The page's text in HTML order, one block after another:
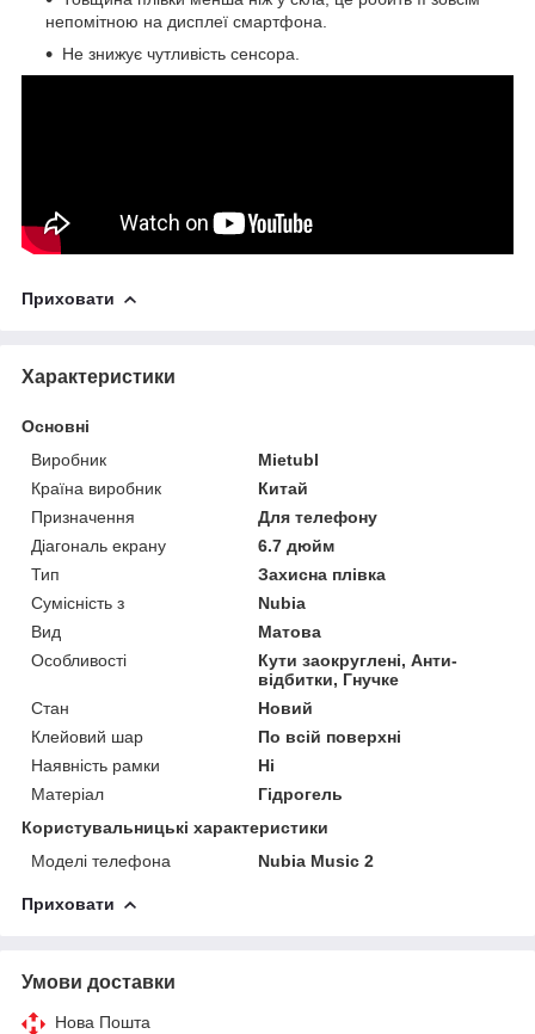
непомітною на дисплеї смартфона.
Не знижує чутливість сенсора.
Приховати
Характеристики
Основні
Виробник
Mietubl
Країна виробник
Китай
Призначення
Для телефону
Діагональ екрану
6.7 дюйм
Тип
Захисна плівка
Сумісність з
Nubia
Вид
Матова
Особливості
Кути заокруглені, Анти-
відбитки, Гнучке
Стан
Новий
Клейовий шар
По всій поверхні
Наявність рамки
Ні
Матеріал
Гідрогель
Користувальницькі характеристики
Моделі телефона
Nubia Music 2
Приховати
Умови доставки
Нова Пошта